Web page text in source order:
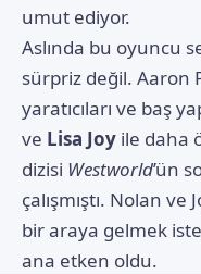
umut ediyor.
Aslında bu oyuncu
sürpriz değil. Aaron
yaratıcıları ve baş
ve Lisa Joy ile daha
dizisi Westworld’ün
çalışmıştı. Nolan ve
bir araya gelmek
ana etken oldu.